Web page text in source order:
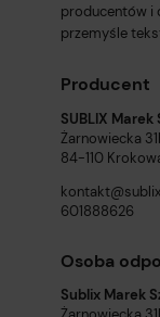
producentów i
przemyśle
Producent
SUBLIX
Żarnowiecka
84-110
601888626
Osoba
Sublix Marek